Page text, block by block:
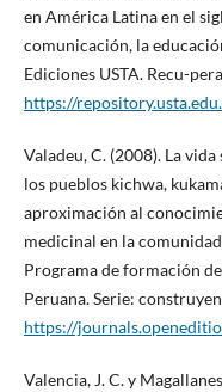
en América Latina en el
comunicación, la
Ediciones USTA. Recu-
https://
Valadeu, C. (2008). La
los pueblos kichwa,
aproximación al
medicinal en la
Programa de formación
Peruana. Serie:
https://
Valencia, J. C. y